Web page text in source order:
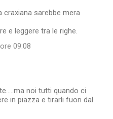
craxiana sarebbe mera
e leggere tra le righe.
09:08
noi tutti quando ci
in piazza e tirarli fuori dal